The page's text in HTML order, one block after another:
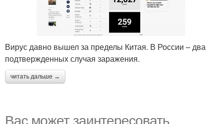
Вирус давно вышел за пределы Китая. В России – два
подтвержденных случая заражения.
читать дальше →
Вас может заинтересовать